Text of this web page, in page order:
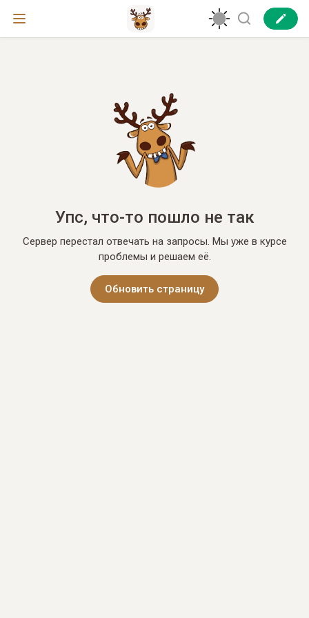
Упс, что-то пошло не так
Сервер перестал отвечать на запросы. Мы уже в курсе
проблемы и решаем её.
Обновить страницу